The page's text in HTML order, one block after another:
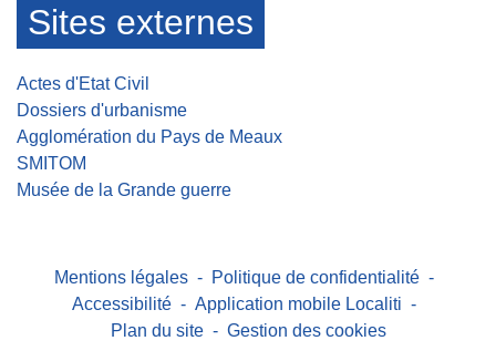
Sites externes
Actes d'Etat Civil
Dossiers d'urbanisme
Agglomération du Pays de Meaux
SMITOM
Musée de la Grande guerre
Mentions légales - Politique de confidentialité -
Accessibilité - Application mobile Localiti -
Plan du site - Gestion des cookies